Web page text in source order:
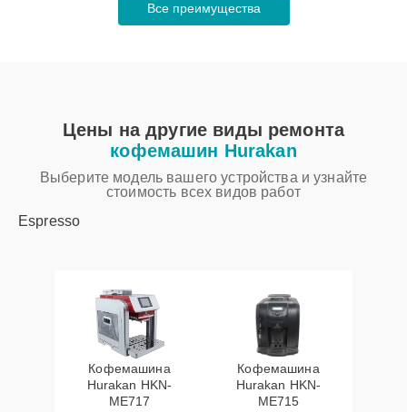
Все преимущества
Цены на другие виды ремонта
кофемашин Hurakan
Выберите модель вашего устройства и узнайте
стоимость всех видов работ
Espresso
Кофемашина
Hurakan HKN-
ME717
Кофемашина
Hurakan HKN-
ME715